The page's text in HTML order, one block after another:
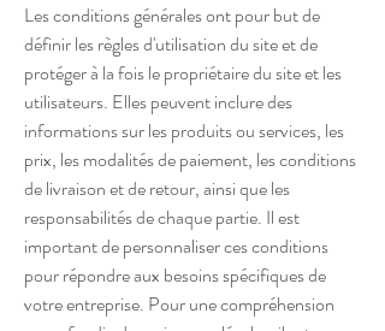
Les conditions générales ont pour but de
définir les règles d'utilisation du site et de
protéger à la fois le propriétaire du site et les
utilisateurs. Elles peuvent inclure des
informations sur les produits ou services, les
prix, les modalités de paiement, les conditions
de livraison et de retour, ainsi que les
responsabilités de chaque partie. Il est
important de personnaliser ces conditions
pour répondre aux besoins spécifiques de
votre entreprise. Pour une compréhension